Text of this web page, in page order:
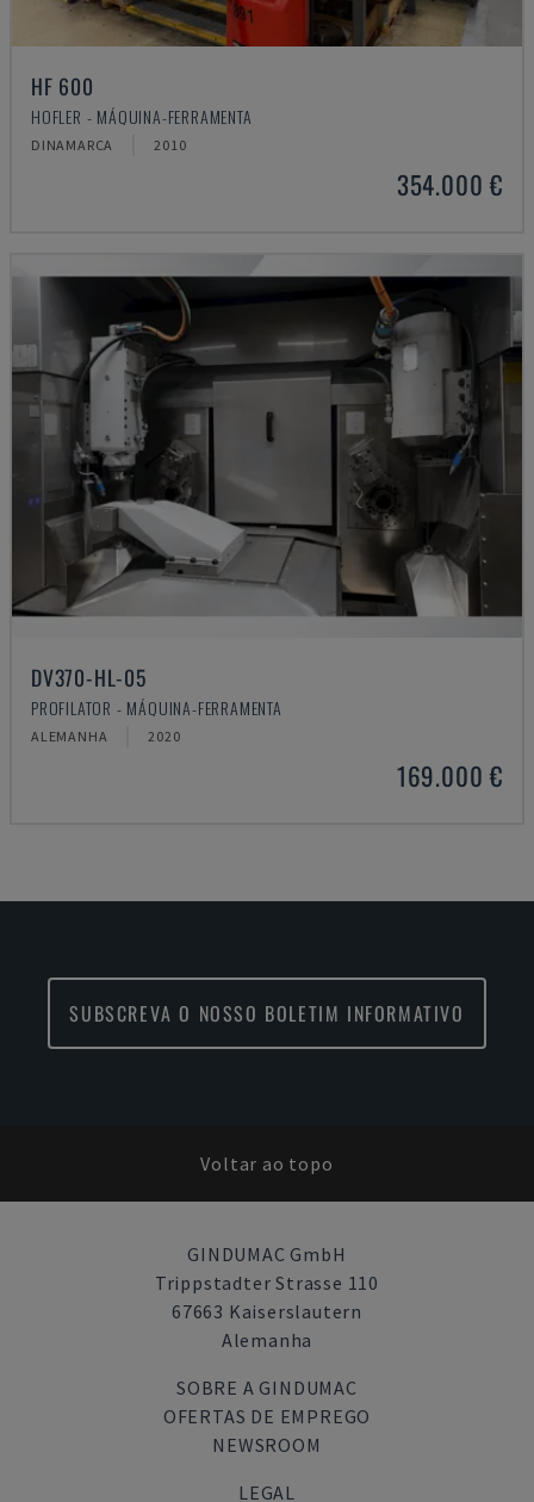
HF 600
HOFLER - MÁQUINA-FERRAMENTA
DINAMARCA 2010
354.000 €
DV370-HL-05
PROFILATOR - MÁQUINA-FERRAMENTA
ALEMANHA 2020
169.000 €
SUBSCREVA O NOSSO BOLETIM INFORMATIVO
Voltar ao topo
GINDUMAC GmbH
Trippstadter Strasse 110
67663 Kaiserslautern
Alemanha
SOBRE A GINDUMAC
OFERTAS DE EMPREGO
NEWSROOM
LEGAL